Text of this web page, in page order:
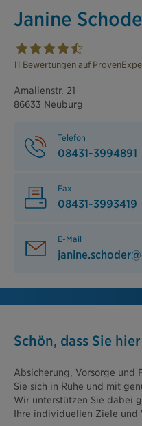
Janine
Generalagentur Alfred u.
11 Bewertungen auf
Amalienstr. 21
86633 Neuburg
Telefon
08431-3994891
Fax
08431-3993419
E-Mail
Schön, dass Sie
Absicherung, Vorsorge und
Sie sich in Ruhe und mit
Wir unterstützen Sie dabei
Ihre individuellen Ziele und